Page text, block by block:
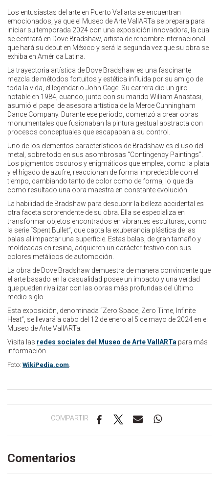
Los entusiastas del arte en Puerto Vallarta se encuentran
emocionados, ya que el Museo de Arte VallARTa se prepara para
iniciar su temporada 2024 con una exposición innovadora, la cual
se centrará en Dove Bradshaw, artista de renombre internacional
que hará su debut en México y será la segunda vez que su obra se
exhiba en América Latina.
La trayectoria artística de Dove Bradshaw es una fascinante
mezcla de métodos fortuitos y estética influida por su amigo de
toda la vida, el legendario John Cage. Su carrera dio un giro
notable en 1984, cuando, junto con su marido William Anastasi,
asumió el papel de asesora artística de la Merce Cunningham
Dance Company. Durante ese período, comenzó a crear obras
monumentales que fusionaban la pintura gestual abstracta con
procesos conceptuales que escapaban a su control.
Uno de los elementos característicos de Bradshaw es el uso del
metal, sobre todo en sus asombrosas “Contingency Paintings”.
Los pigmentos oscuros y enigmáticos que emplea, como la plata
y el hígado de azufre, reaccionan de forma impredecible con el
tiempo, cambiando tanto de color como de forma, lo que da
como resultado una obra maestra en constante evolución.
La habilidad de Bradshaw para descubrir la belleza accidental es
otra faceta sorprendente de su obra. Ella se especializa en
transformar objetos encontrados en vibrantes esculturas, como
la serie “Spent Bullet”, que capta la exuberancia plástica de las
balas al impactar una superficie. Estas balas, de gran tamaño y
moldeadas en resina, adquieren un carácter festivo con sus
colores metálicos de automoción.
La obra de Dove Bradshaw demuestra de manera convincente que
el arte basado en la casualidad posee un impacto y una verdad
que pueden rivalizar con las obras más profundas del último
medio siglo.
Esta exposición, denominada “Zero Space, Zero Time, Infinite
Heat”, se llevará a cabo del 12 de enero al 5 de mayo de 2024 en el
Museo de Arte VallARTa.
Visita las redes sociales del Museo de Arte VallARTa para más
información.
Foto: WikiPedia.com
COMPARTIR
Comentarios